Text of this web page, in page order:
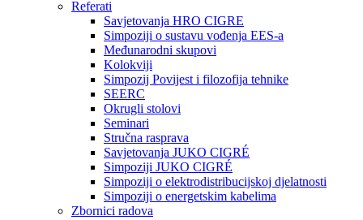
Referati
Savjetovanja HRO CIGRE
Simpoziji o sustavu vođenja EES-a
Međunarodni skupovi
Kolokviji​
Simpozij Povijest i filozofija tehnike
SEERC
Okrugli stolovi
Seminari​
Stručna rasprava​
Savjetovanja JUKO CIGRÉ
Simpoziji JUKO CIGRÉ
Simpoziji o elektrodistribucijskoj djelatnosti
Simpoziji o energetskim kabelima
Zbornici radova